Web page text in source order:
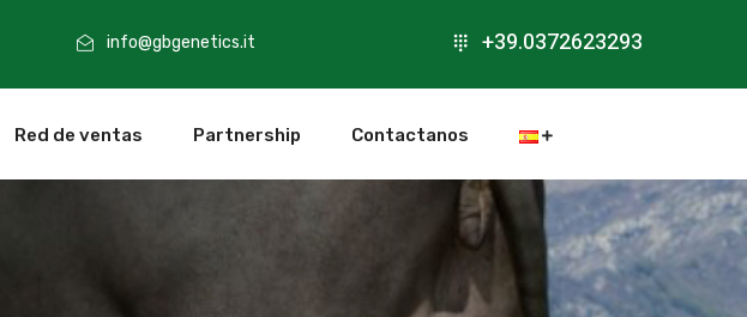
info@gbgenetics.it +39.0372623293
Red de ventas Partnership Contactanos